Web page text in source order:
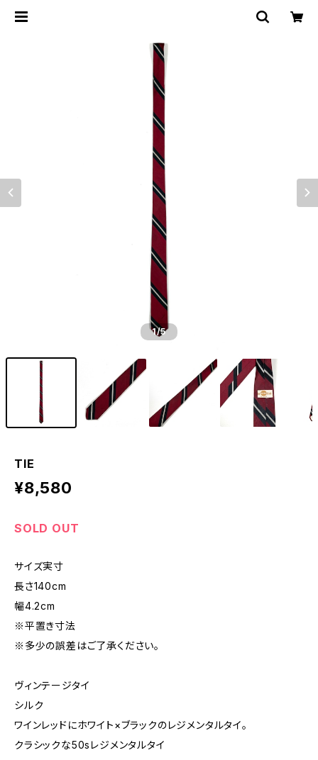
1/5
TIE
¥8,580
SOLD OUT
サイズ実寸
長さ140cm
幅4.2cm
※平置き寸法
※多少の誤差はご了承ください。
ヴィンテージタイ
シルク
ワインレッドにホワイト×ブラックのレジメンタルタイ。
クラシックな50sレジメンタルタイ